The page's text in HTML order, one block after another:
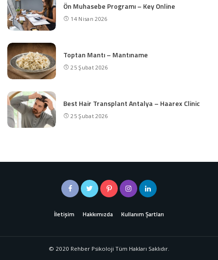
Ön Muhasebe Programı – Key Online
14 Nisan 2026
Toptan Mantı – Mantıname
25 Şubat 2026
Best Hair Transplant Antalya – Haarex Clinic
25 Şubat 2026
İletişim Hakkımızda Kullanım Şartları
© 2020 Rehber Psikoloji Tüm Hakları Saklıdır.